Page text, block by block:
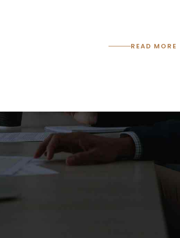
READ MORE